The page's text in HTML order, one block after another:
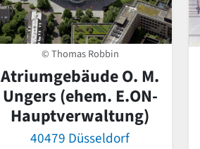
© Thomas Robbin
Atriumgebäude O. M.
Ungers (ehem. E.ON-
Hauptverwaltung)
40479 Düsseldorf